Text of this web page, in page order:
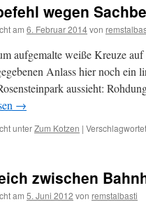
wegen
am 6. Februar 2014von
aufgemalte weiße Kreuze
Anlass hier noch
aussieht:
→
unterZum Kotzen |
zwischen
am 5. Juni 2012 von remstalbasti